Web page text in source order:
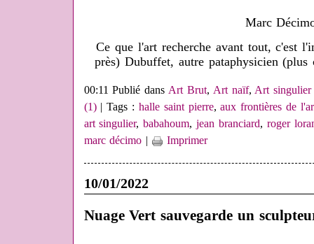
Marc
Ce que l'art recherche avant tout, c'est
près) Dubuffet, autre pataphysicien (plus
00:11 Publié dansArt Brut, Art naïf,Art singulier
(1)| Tags : halle saint pierre,aux frontières de
art singulier,babahoum,jean branciard, roger
marc décimo | Imprimer
10/01/2022
Nuage Vert sauvegarde un